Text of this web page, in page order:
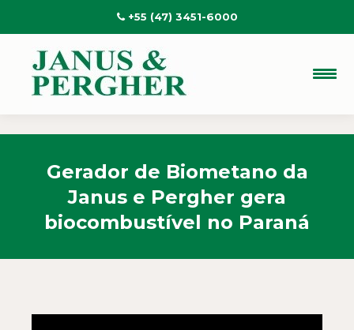
+55 (47) 3451-6000
Gerador de Biometano da
Janus e Pergher gera
biocombustível no Paraná